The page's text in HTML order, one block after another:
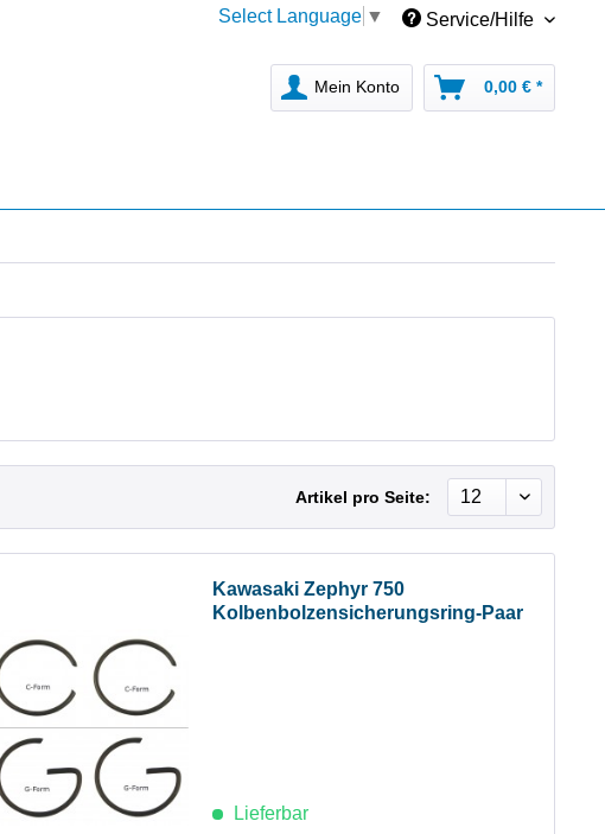
Select Language ▼ Service/Hilfe
Mein Konto 0,00 € *
Artikel pro Seite:
Kawasaki Zephyr 750
Kolbenbolzensicherungsring-Paar
Lieferbar